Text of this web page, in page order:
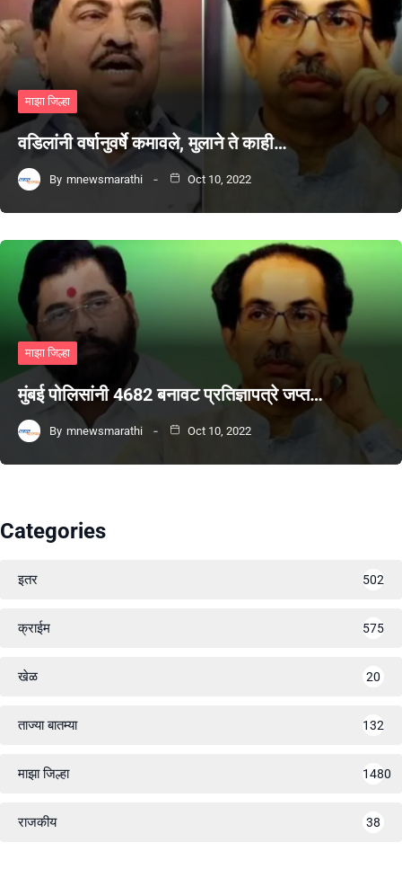
माझा जिल्हा
वडिलांनी वर्षानुवर्षे कमावले, मुलाने ते काही…
By mnewsmarathi Oct 10, 2022
माझा जिल्हा
मुंबई पोलिसांनी 4682 बनावट प्रतिज्ञापत्रे जप्त…
By mnewsmarathi Oct 10, 2022
Categories
इतर 502
क्राईम 575
खेळ 20
ताज्या बातम्या 132
माझा जिल्हा 1480
राजकीय 38